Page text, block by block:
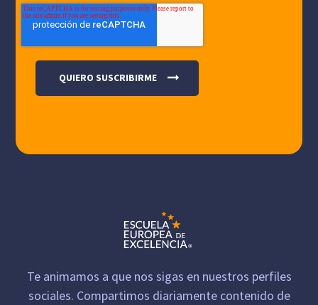
Te animamos a que nos sigas en nuestros perfiles
sociales. Compartimos diariamente contenido de